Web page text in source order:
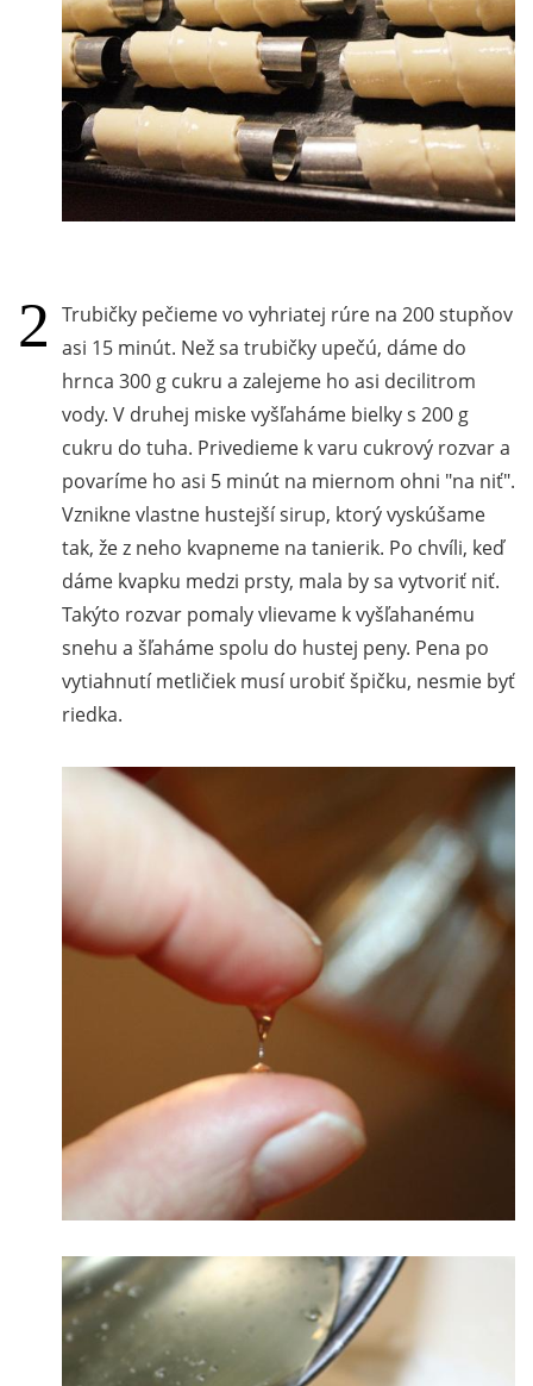
Trubičky pečieme vo vyhriatej rúre na 200 stupňov
asi 15 minút. Než sa trubičky upečú, dáme do
hrnca 300 g cukru a zalejeme ho asi decilitrom
vody. V druhej miske vyšľaháme bielky s 200 g
cukru do tuha. Privedieme k varu cukrový rozvar a
povaríme ho asi 5 minút na miernom ohni "na niť".
Vznikne vlastne hustejší sirup, ktorý vyskúšame
tak, že z neho kvapneme na tanierik. Po chvíli, keď
dáme kvapku medzi prsty, mala by sa vytvoriť niť.
Takýto rozvar pomaly vlievame k vyšľahanému
snehu a šľaháme spolu do hustej peny. Pena po
vytiahnutí metličiek musí urobiť špičku, nesmie byť
riedka.